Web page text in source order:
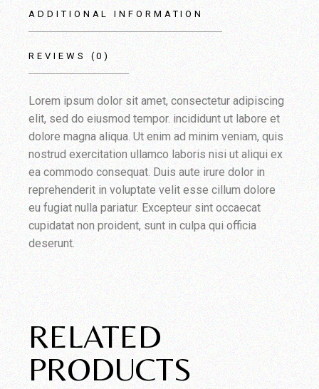
ADDITIONAL INFORMATION
REVIEWS (0)
Lorem ipsum dolor sit amet, consectetur adipiscing
elit, sed do eiusmod tempor. incididunt ut labore et
dolore magna aliqua. Ut enim ad minim veniam, quis
nostrud exercitation ullamco laboris nisi ut aliqui ex
ea commodo consequat. Duis aute irure dolor in
reprehenderit in voluptate velit esse cillum dolore
eu fugiat nulla pariatur. Excepteur sint occaecat
cupidatat non proident, sunt in culpa qui officia
deserunt.
RELATED
PRODUCTS